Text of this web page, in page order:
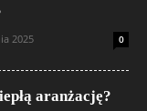
2025 0
aranżację?